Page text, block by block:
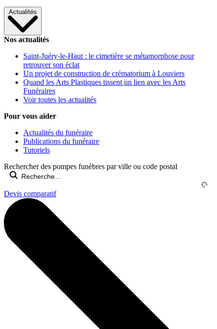
Actualités
Nos actualités
Saint-Juéry-le-Haut : le cimetière se métamorphose pour
retrouver son éclat
Un projet de construction de crématorium à Louviers
Quand les Arts Plastiques tissent un lien avec les Arts
Funéraires
Voir toutes les actualités
Pour vous aider
Actualités du funéraire
Publications du funéraire
Tutoriels
Rechercher des pompes funèbres par ville ou code postal
Devis comparatif